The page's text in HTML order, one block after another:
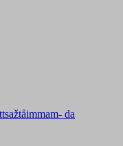
da